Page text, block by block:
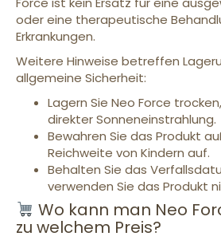
oder eine therapeutische
Erkrankungen.
Weitere Hinweise betreffen
allgemeine Sicherheit:
Lagern Sie Neo Force
direkter Sonneneinstrahlung.
Bewahren Sie das Produkt
Reichweite von Kindern auf.
Behalten Sie das
verwenden Sie das Produkt
Wo kann man Neo
zu welchem Preis?